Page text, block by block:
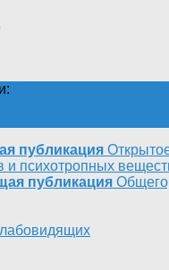
публикация
и психотропных
публикация